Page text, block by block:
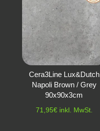
Cera3Line Lux&Dutch
Napoli Brown / Grey
90x90x3cm
71,95€ inkl. MwSt.